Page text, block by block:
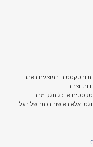
והטקסטים המוצגים באתר
יוצרים.
או כל חלק מהם.
אלא באישור בכתב של בעל